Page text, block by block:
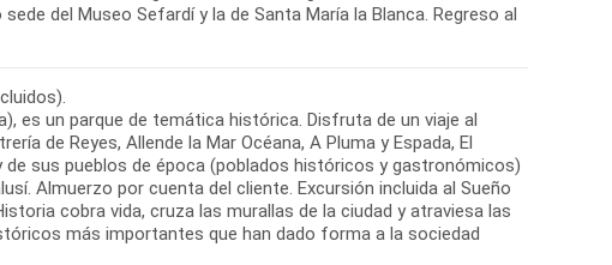
del Museo Sefardí y la de Santa María la Blanca. Regreso al
es un parque de temática histórica. Disfruta de un viaje al
de Reyes, Allende la Mar Océana, A Pluma y Espada, El
de sus pueblos de época (poblados históricos y gastronómicos)
Almuerzo por cuenta del cliente. Excursión incluida al Sueño
cobra vida, cruza las murallas de la ciudad y atraviesa las
más importantes que han dado forma a la sociedad